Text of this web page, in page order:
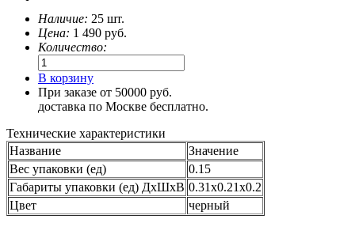
Наличие: 25 шт.
Цена: 1 490 руб.
Количество:
В корзину
При заказе от 50000 руб.
доставка по Москве бесплатно.
Технические характеристики
Название
Значение
Вес упаковки (ед)
0.15
Габариты упаковки (ед) ДхШхВ 0.31x0.21x0.2
Цвет
черный